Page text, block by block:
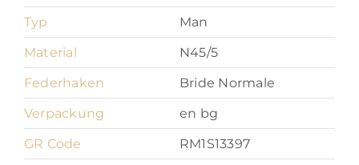
Typ
Man
Material
N45/5
Federhaken
Bride Normale
Verpackung
en bg
GR Code
RM1S13397